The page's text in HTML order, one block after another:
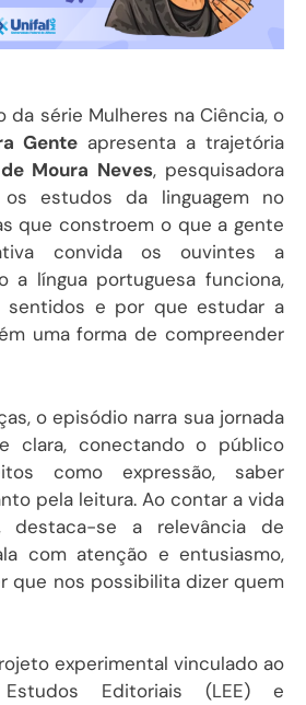
da série Mulheres na Ciência, o
Gente apresenta a trajetória
Moura Neves, pesquisadora
estudos da linguagem no
que constroem o que a gente
convida os ouvintes a
a língua portuguesa funciona,
sentidos e por que estudar a
uma forma de compreender
o episódio narra sua jornada
clara, conectando o público
como expressão, saber
pela leitura. Ao contar a vida
destaca-se a relevância de
com atenção e entusiasmo,
que nos possibilita dizer quem
experimental vinculado ao
Editoriais (LEE) e